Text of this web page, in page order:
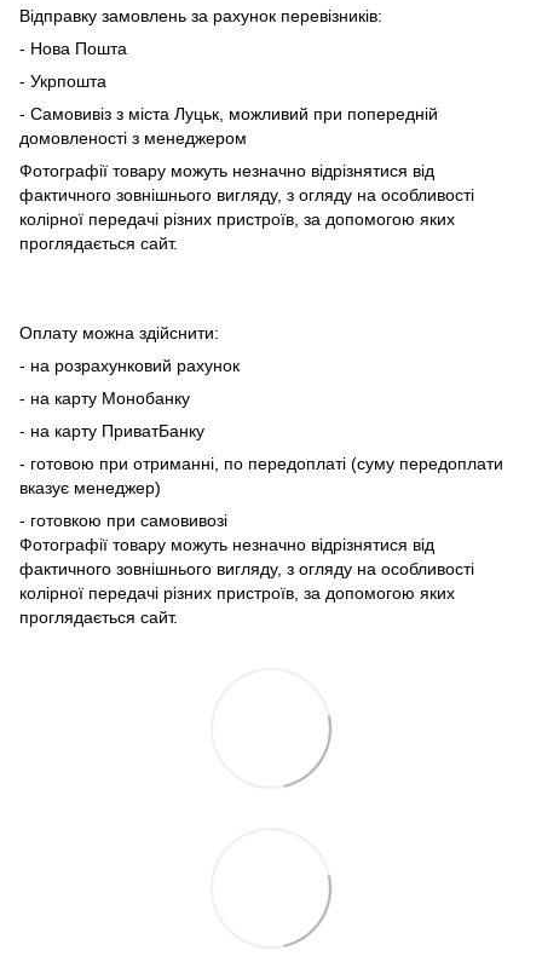
Відправку замовлень за рахунок перевізників:
- Нова Пошта
- Укрпошта
- Самовивіз з міста Луцьк, можливий при попередній
домовленості з менеджером
Фотографії товару можуть незначно відрізнятися від
фактичного зовнішнього вигляду, з огляду на особливості
колірної передачі різних пристроїв, за допомогою яких
проглядається сайт.
Оплату можна здійснити:
- на розрахунковий рахунок
- на карту Монобанку
- на карту ПриватБанку
- готовою при отриманні, по передоплаті (суму передоплати
вказує менеджер)
- готовкою при самовивозі
Фотографії товару можуть незначно відрізнятися від
фактичного зовнішнього вигляду, з огляду на особливості
колірної передачі різних пристроїв, за допомогою яких
проглядається сайт.